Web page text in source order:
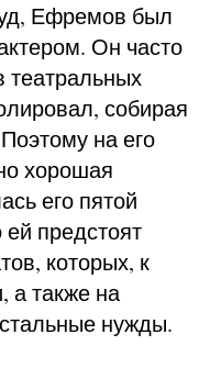
Ефремов был
Он часто
театральных
собирая
на его
хорошая
его пятой
предстоят
которых, к
а также на
нужды.